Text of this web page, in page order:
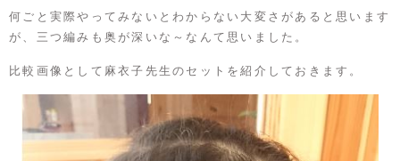
何ごと実際やってみないとわからない大変さがあると思います
が、三つ編みも奥が深いな～なんて思いました。
比較画像として麻衣子先生のセットを紹介しておきます。